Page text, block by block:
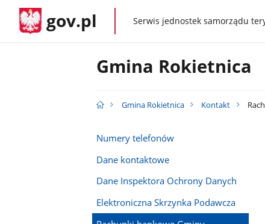
gov.pl gov.plSerwis jednostek samorządu
Gmina Rokietnica
Gmina Rokietnica Kontakt
Numery telefonów
Dane kontaktowe
Dane Inspektora Ochrony Danych
Elektroniczna Skrzynka Podawcza